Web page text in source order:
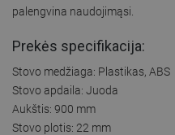
palengvina naudojimąsi.
Prekės specifikacija:
Stovo medžiaga: Plastikas, ABS
Stovo apdaila: Juoda
Aukštis: 900 mm
Stovo plotis: 22 mm